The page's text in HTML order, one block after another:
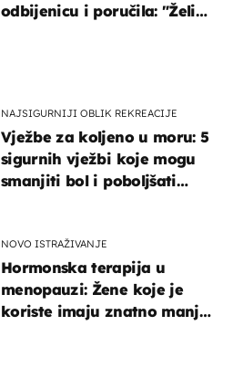
NAJSIGURNIJI OBLIK REKREACIJE
Vježbe za koljeno u moru: 5
sigurnih vježbi koje mogu
smanjiti bol i poboljšati
NOVO ISTRAŽIVANJE
Hormonska terapija u
menopauzi: Žene koje je
koriste imaju znatno manji
odbijenicu i poručila: "Želim